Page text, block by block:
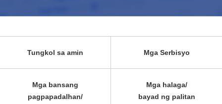
Tungkol sa amin Mga Serbisyo
Mga bansang
pagpapadalhan/
Mga halaga/
bayad ng palitan